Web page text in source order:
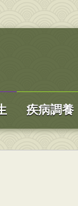
疾病調養